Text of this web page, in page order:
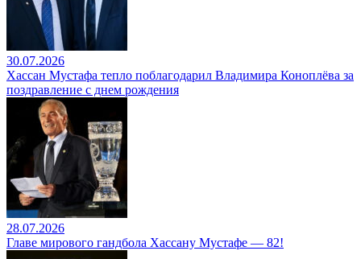
30.07.2026
Хассан Мустафа тепло поблагодарил Владимира Коноплёва за
поздравление с днем рождения
28.07.2026
Главе мирового гандбола Хассану Мустафе — 82!